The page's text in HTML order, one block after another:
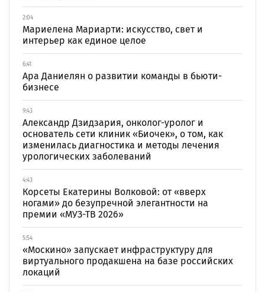
2:04
Мариелена Мариарти: искусство, свет и
интерьер как единое целое
6:41
Ара Даниелян о развитии команды в бьюти-
бизнесе
9:43
Александр Дзидзария, онколог-уролог и
основатель сети клиник «Биочек», о том, как
изменилась диагностика и методы лечения
урологических заболеваний
4:43
Корсеты Екатерины Волковой: от «вверх
ногами» до безупречной элегантности на
премии «МУЗ-ТВ 2026»
5:54
«Москино» запускает инфраструктуру для
виртуального продакшена на базе российских
локаций